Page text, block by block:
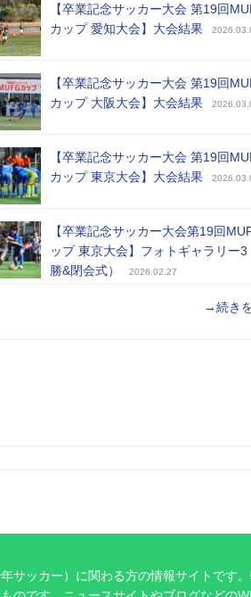
【卒業記念サッカー大会 第19回
カップ 愛知大会】大会結果
【卒業記念サッカー大会 第19回
カップ 大阪大会】大会結果
【卒業記念サッカー大会 第19回
カップ 東京大会】大会結果
【卒業記念サッカー大会第19回
ップ 東京大会】フォトギャラリー3
勝&閉会式）
2026.02.27
→続き
サッカー）に関わる方の情報サイトです